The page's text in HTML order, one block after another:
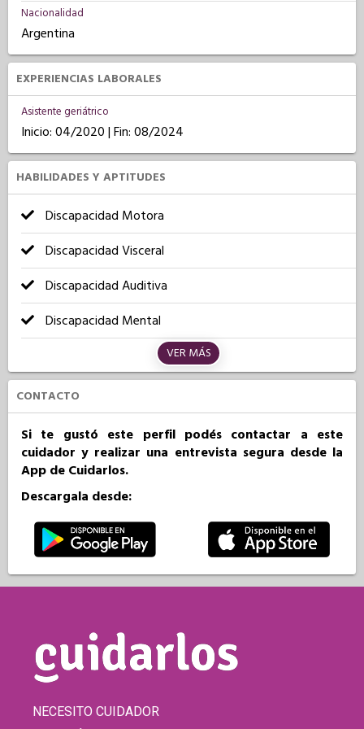
Nacionalidad
Argentina
EXPERIENCIAS LABORALES
Asistente geriátrico
Inicio: 04/2020 | Fin: 08/2024
HABILIDADES Y APTITUDES
Discapacidad Motora
Discapacidad Visceral
Discapacidad Auditiva
Discapacidad Mental
VER MÁS
CONTACTO
Si te gustó este perfil podés contactar a este
cuidador y realizar una entrevista segura desde la
App de Cuidarlos.
Descargala desde:
NECESITO CUIDADOR